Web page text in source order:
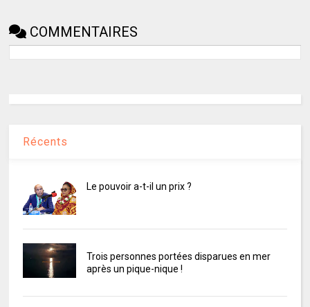
COMMENTAIRES
Récents
Le pouvoir a-t-il un prix ?
Trois personnes portées disparues en mer
après un pique-nique !